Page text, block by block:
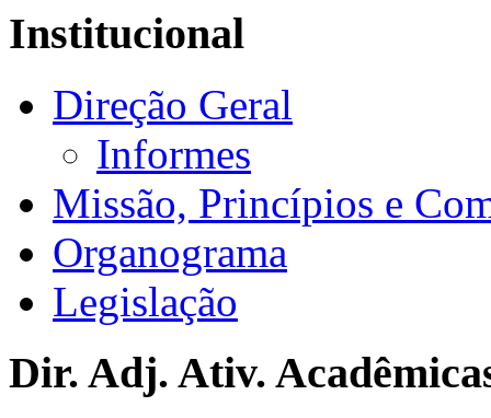
Institucional
Direção Geral
Informes
Missão, Princípios e
Organograma
Legislação
Dir. Adj. Ativ.